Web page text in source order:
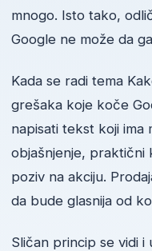
mnogo. Isto tako,
Google ne može da
Kada se radi tema
grešaka koje koče
napisati tekst koji ima
objašnjenje, praktični
poziv na akciju.
da bude glasnija od
Sličan princip se vidi i